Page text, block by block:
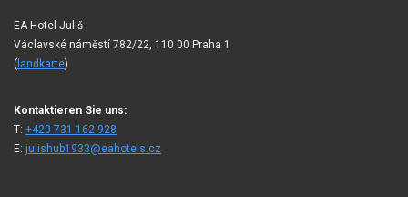
EA Hotel Juliš
Václavské náměstí 782/22, 110 00 Praha 1
( landkarte)
Kontaktieren Sie uns:
T: +420 731 162 928
E: julishub1933@eahotels.cz